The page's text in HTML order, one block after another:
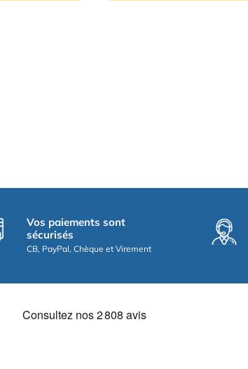
Vos paiements sont
sécurisés
CB, PayPal, Chèque et Virement